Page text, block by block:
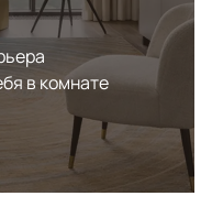
в комнате